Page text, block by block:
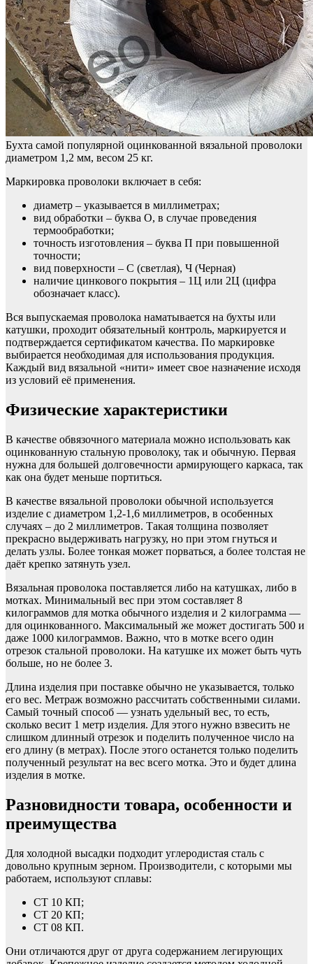
Бухта самой популярной оцинкованной вязальной проволоки
диаметром 1,2 мм, весом 25 кг.
Маркировка проволоки включает в себя:
диаметр – указывается в миллиметрах;
вид обработки – буква О, в случае проведения
термообработки;
точность изготовления – буква П при повышенной
точности;
вид поверхности – С (светлая), Ч (Черная)
наличие цинкового покрытия – 1Ц или 2Ц (цифра
обозначает класс).
Вся выпускаемая проволока наматывается на бухты или
катушки, проходит обязательный контроль, маркируется и
подтверждается сертификатом качества. По маркировке
выбирается необходимая для использования продукция.
Каждый вид вязальной «нити» имеет свое назначение исходя
из условий её применения.
Физические характеристики
В качестве обвязочного материала можно использовать как
оцинкованную стальную проволоку, так и обычную. Первая
нужна для большей долговечности армирующего каркаса, так
как она будет меньше портиться.
В качестве вязальной проволоки обычной используется
изделие с диаметром 1,2-1,6 миллиметров, в особенных
случаях – до 2 миллиметров. Такая толщина позволяет
прекрасно выдерживать нагрузку, но при этом гнуться и
делать узлы. Более тонкая может порваться, а более толстая не
даёт крепко затянуть узел.
Вязальная проволока поставляется либо на катушках, либо в
мотках. Минимальный вес при этом составляет 8
килограммов для мотка обычного изделия и 2 килограмма —
для оцинкованного. Максимальный же может достигать 500 и
даже 1000 килограммов. Важно, что в мотке всего один
отрезок стальной проволоки. На катушке их может быть чуть
больше, но не более 3.
Длина изделия при поставке обычно не указывается, только
его вес. Метраж возможно рассчитать собственными силами.
Самый точный способ — узнать удельный вес, то есть,
сколько весит 1 метр изделия. Для этого нужно взвесить не
слишком длинный отрезок и поделить полученное число на
его длину (в метрах). После этого останется только поделить
полученный результат на вес всего мотка. Это и будет длина
изделия в мотке.
Разновидности товара, особенности и
преимущества
Для холодной высадки подходит углеродистая сталь с
довольно крупным зерном. Производители, с которыми мы
работаем, используют сплавы:
СТ 10 КП;
СТ 20 КП;
СТ 08 КП.
Они отличаются друг от друга содержанием легирующих